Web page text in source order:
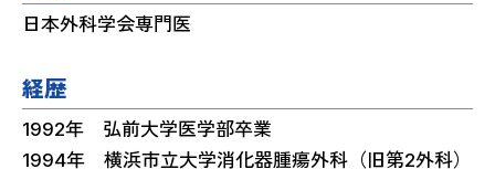
日本外科学会専門医
経歴
1992年 弘前大学医学部卒業
1994年 横浜市立大学消化器腫瘍外科（旧第2外科）